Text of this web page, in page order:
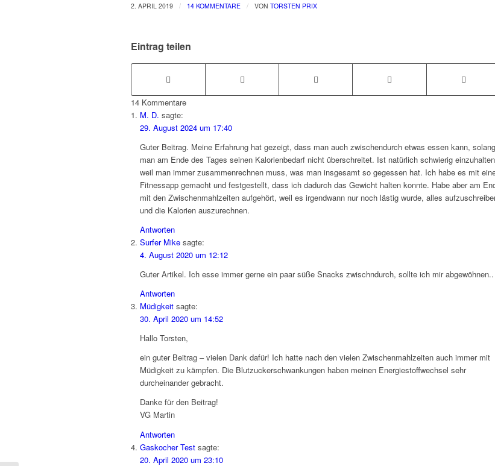
2. APRIL 2019 / 14 KOMMENTARE / VON TORSTEN PRIX
Eintrag teilen
14 Kommentare
M. D. sagte:
29. August 2024 um 17:40
Guter Beitrag. Meine Erfahrung hat gezeigt, dass man auch zwischendurch etwas essen kann,
man am Ende des Tages seinen Kalorienbedarf nicht überschreitet. Ist natürlich schwierig einzuhalten
weil man immer zusammenrechnen muss, was man insgesamt so gegessen hat. Ich habe es mit
Fitnessapp gemacht und festgestellt, dass ich dadurch das Gewicht halten konnte. Habe aber am
mit den Zwischenmahlzeiten aufgehört, weil es irgendwann nur noch lästig wurde, alles
und die Kalorien auszurechnen.
Antworten
Surfer Mike sagte:
4. August 2020 um 12:12
Guter Artikel. Ich esse immer gerne ein paar süße Snacks zwischndurch, sollte ich mir abgewöhnen..
Antworten
Müdigkeit sagte:
30. April 2020 um 14:52
Hallo Torsten,
ein guter Beitrag – vielen Dank dafür! Ich hatte nach den vielen Zwischenmahlzeiten auch immer mit
Müdigkeit zu kämpfen. Die Blutzuckerschwankungen haben meinen Energiestoffwechsel sehr
durcheinander gebracht.
Danke für den Beitrag!
VG Martin
Antworten
Gaskocher Test sagte:
20. April 2020 um 23:10